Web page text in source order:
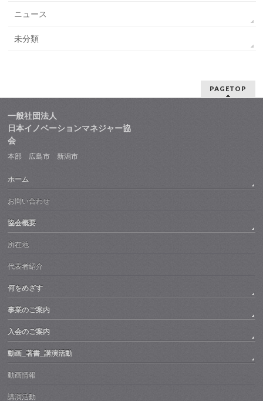
ニュース
未分類
PAGETOP
一般社団法人
日本イノベーションマネジャー協
会
本部 広島市 新潟市
ホーム
お問い合わせ
協会概要
所在地
代表者紹介
何をめざす
事業のご案内
入会のご案内
動画_著書_講演活動
動画情報
講演活動